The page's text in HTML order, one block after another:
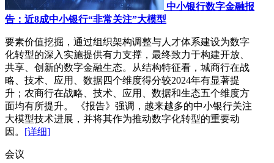
中小银行数字金融报
告：近8成中小银行“非常关注”大模型
要素价值挖掘，通过组织架构调整与人才体系建设为数字
化转型的深入实施提供有力支撑，最终致力于构建开放、
共享、创新的数字金融生态。从结构特征看，城商行在战
略、技术、应用、数据四个维度得分较2024年有显著提
升；农商行在战略、技术、应用、数据和生态五个维度方
面均有所提升。 《报告》强调，越来越多的中小银行关注
大模型技术进展，并将其作为推动数字化转型的重要动
因。 [详细]
会议